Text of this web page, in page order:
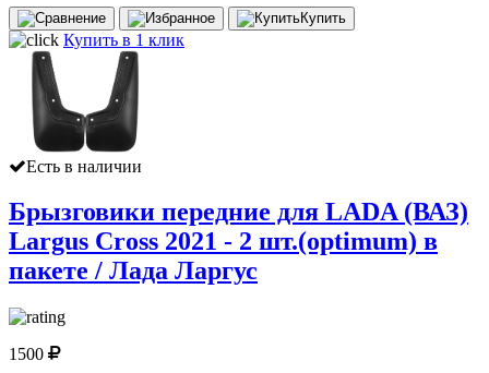
Купить
Купить в 1 клик
Есть в наличии
Брызговики передние для LADA (ВАЗ)
Largus Cross 2021 - 2 шт.(optimum) в
пакете / Лада Ларгус
1500